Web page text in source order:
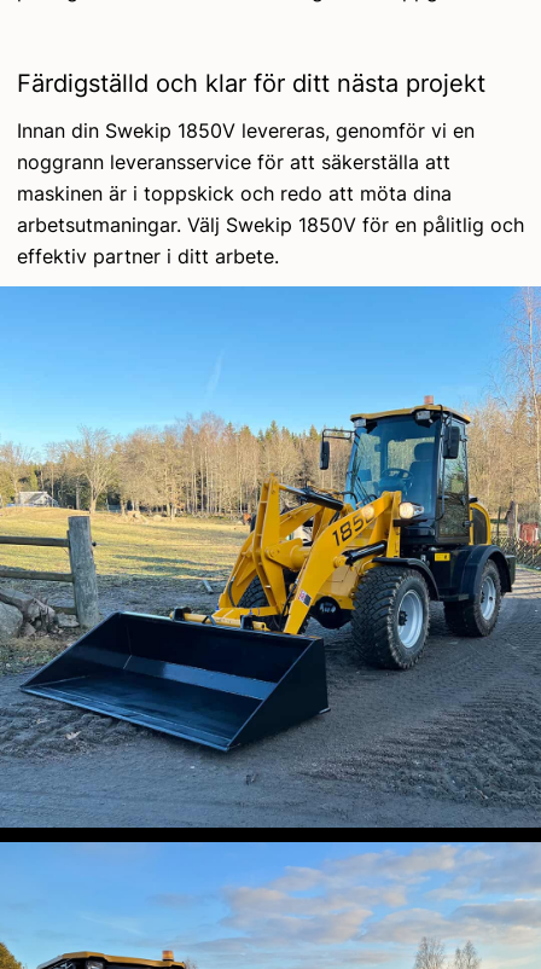
Färdigställd och klar för ditt nästa projekt
Innan din Swekip 1850V levereras, genomför vi en
noggrann leveransservice för att säkerställa att
maskinen är i toppskick och redo att möta dina
arbetsutmaningar. Välj Swekip 1850V för en pålitlig och
effektiv partner i ditt arbete.